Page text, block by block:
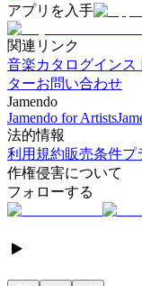
アプリを入手
関連リンク
音楽カタログインス
ターお問い合わせ
Jamendo
Jamendo for Artists
法的情報
利用規約販売条件プ
作権侵害について
フォローする